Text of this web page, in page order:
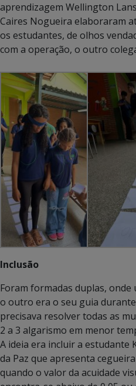
aprendizagem Wellington
Caires Nogueira elaboraram
os estudantes, de olhos
com a operação, o outro
Inclusão
Foram formadas duplas,
o outro era o seu guia
precisava resolver todas as
2 a 3 algarismo em menor
A ideia era incluir a estudante
da Paz que apresenta
quando o valor da acuidade